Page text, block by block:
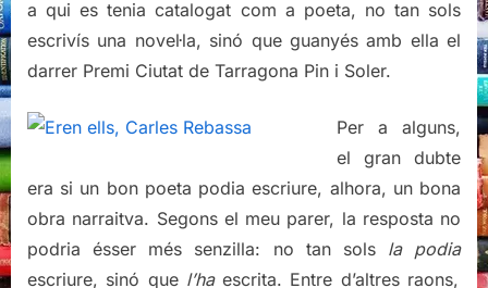
a qui es tenia catalogat com a poeta, no tan sols
escrivís una novel·la, sinó que guanyés amb ella el
darrer Premi Ciutat de Tarragona Pin i Soler.
Per a alguns,
el gran dubte
era si un bon poeta podia escriure, alhora, un bona
obra narraitva. Segons el meu parer, la resposta no
podria ésser més senzilla: no tan sols la podia
escriure, sinó que l’haescrita. Entre d’altres raons,